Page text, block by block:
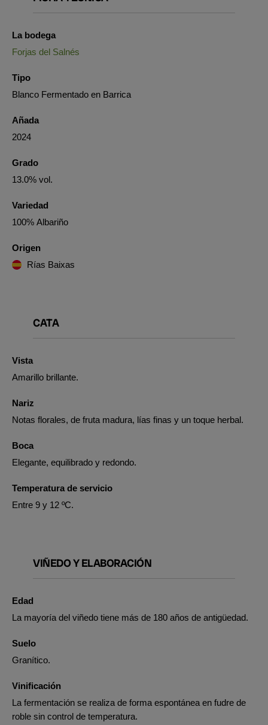
La bodega
Forjas del Salnés
Tipo
Blanco Fermentado en Barrica
Añada
2024
Grado
13.0% vol.
Variedad
100% Albariño
Origen
Rías Baixas
CATA
Vista
Amarillo brillante.
Nariz
Notas florales, de fruta madura, lías finas y un toque herbal.
Boca
Elegante, equilibrado y redondo.
Temperatura de servicio
Entre 9 y 12 ºC.
VIÑEDO Y ELABORACIÓN
Edad
La mayoría del viñedo tiene más de 180 años de antigüedad.
Suelo
Granítico.
Vinificación
La fermentación se realiza de forma espontánea en fudre de
roble sin control de temperatura.